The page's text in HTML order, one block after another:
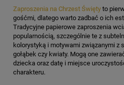
Zaproszenia na Chrzest Święty to
gośćmi, dlatego warto zadbać o ich
Tradycyjne papierowe zaproszenia
popularnością, szczególnie te z
kolorystyką i motywami związanymi z
gołąbek czy kwiaty. Mogą one
dziecka oraz datę i miejsce
charakteru.